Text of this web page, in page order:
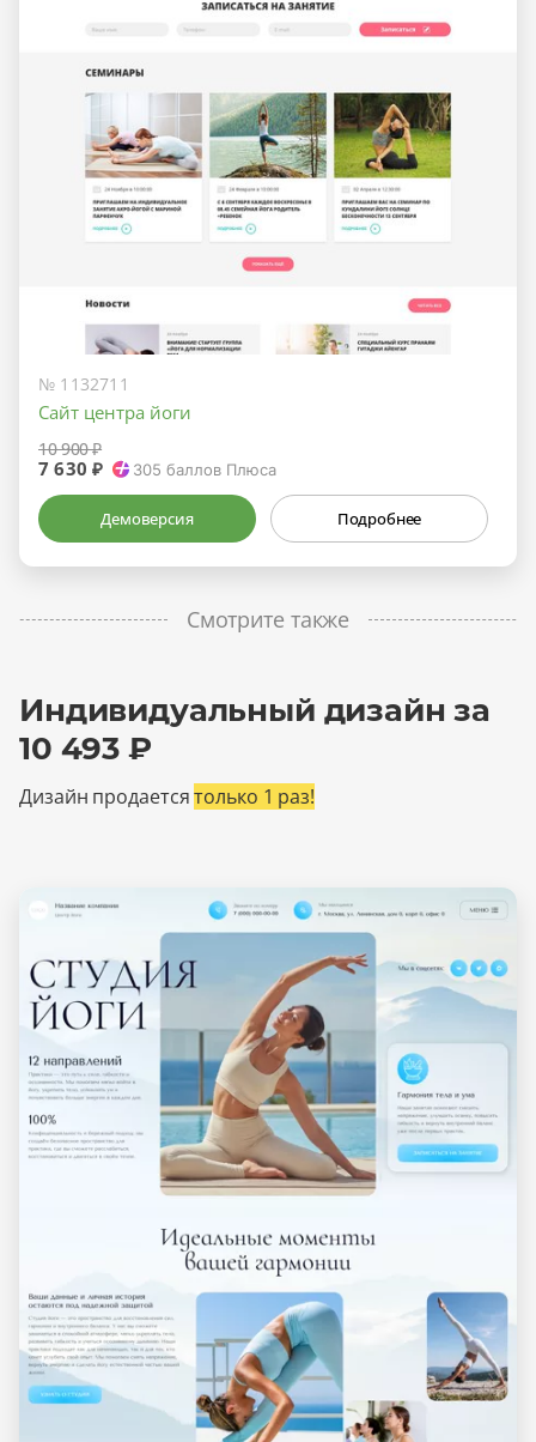
№ 1132711
Сайт центра йоги
10 900 ₽
7 630 ₽ 305 баллов Плюса
Демоверсия Подробнее
Смотрите также
Индивидуальный дизайн за
10 493 ₽
Дизайн продаетсятолько 1 раз!